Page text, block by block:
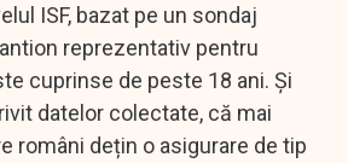
ISF, bazat pe un sondaj
reprezentativ pentru
cuprinse de peste 18 ani. Și
datelor colectate, că mai
români dețin o asigurare de tip